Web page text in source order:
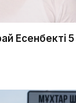
Есенбекті